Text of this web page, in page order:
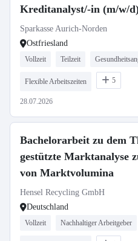
Kreditanalyst/-in (m/w/
Sparkasse Aurich-Norden
Ostfriesland
Vollzeit Teilzeit
Flexible Arbeitszeiten 5
28.07.2026
Bachelorarbeit zu dem
gestützte Marktanalyse
von Marktvolumina
Hensel Recycling GmbH
Deutschland
Vollzeit Nachhaltiger Arbeitgeber